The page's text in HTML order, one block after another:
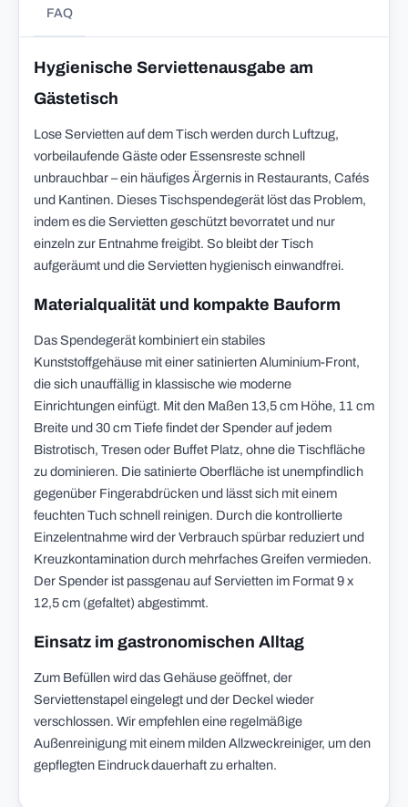
FAQ
Hygienische Serviettenausgabe am
Gästetisch
Lose Servietten auf dem Tisch werden durch Luftzug,
vorbeilaufende Gäste oder Essensreste schnell
unbrauchbar – ein häufiges Ärgernis in Restaurants, Cafés
und Kantinen. Dieses Tischspendegerät löst das Problem,
indem es die Servietten geschützt bevorratet und nur
einzeln zur Entnahme freigibt. So bleibt der Tisch
aufgeräumt und die Servietten hygienisch einwandfrei.
Materialqualität und kompakte Bauform
Das Spendegerät kombiniert ein stabiles
Kunststoffgehäuse mit einer satinierten Aluminium-Front,
die sich unauffällig in klassische wie moderne
Einrichtungen einfügt. Mit den Maßen 13,5 cm Höhe, 11 cm
Breite und 30 cm Tiefe findet der Spender auf jedem
Bistrotisch, Tresen oder Buffet Platz, ohne die Tischfläche
zu dominieren. Die satinierte Oberfläche ist unempfindlich
gegenüber Fingerabdrücken und lässt sich mit einem
feuchten Tuch schnell reinigen. Durch die kontrollierte
Einzelentnahme wird der Verbrauch spürbar reduziert und
Kreuzkontamination durch mehrfaches Greifen vermieden.
Der Spender ist passgenau auf Servietten im Format 9 x
12,5 cm (gefaltet) abgestimmt.
Einsatz im gastronomischen Alltag
Zum Befüllen wird das Gehäuse geöffnet, der
Serviettenstapel eingelegt und der Deckel wieder
verschlossen. Wir empfehlen eine regelmäßige
Außenreinigung mit einem milden Allzweckreiniger, um den
gepflegten Eindruck dauerhaft zu erhalten.